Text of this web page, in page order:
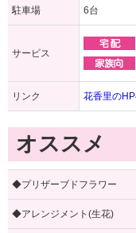
駐車場 6台
サービス
リンク 花香里の
オススメ
◆プリザーブドフラワー
◆アレンジメント(生花)